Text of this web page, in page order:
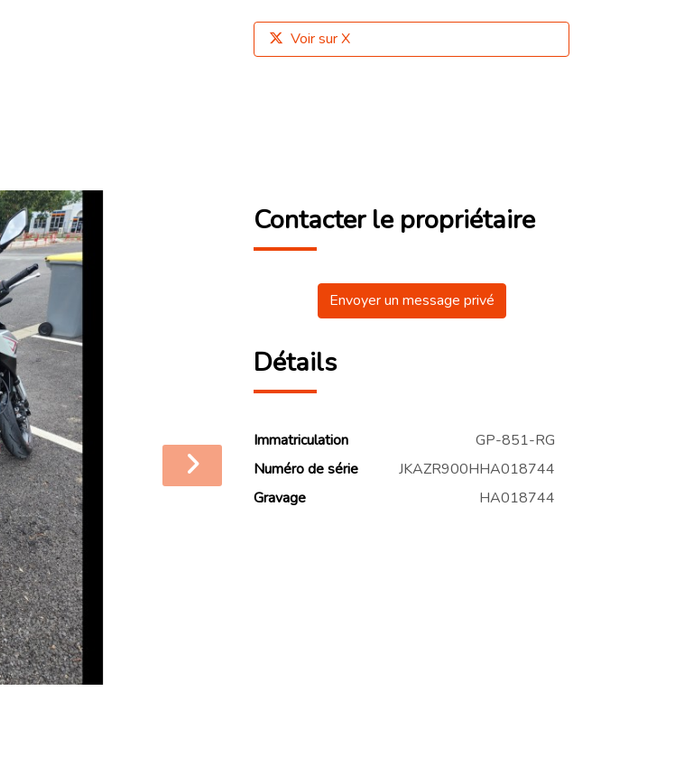
Voir sur X
Contacter le propriétaire
Envoyer un message privé
Détails
Immatriculation
GP-851-RG
Numéro de série
JKAZR900HHA018744
Gravage
HA018744